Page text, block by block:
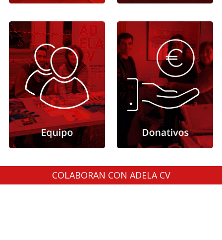
COLABORAN CON ADELA CV